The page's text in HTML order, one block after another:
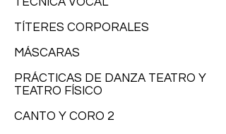
TÍTERES CORPORALES
MÁSCARAS
PRÁCTICAS DE DANZA TEATRO Y
TEATRO FÍSICO
CANTO Y CORO 2